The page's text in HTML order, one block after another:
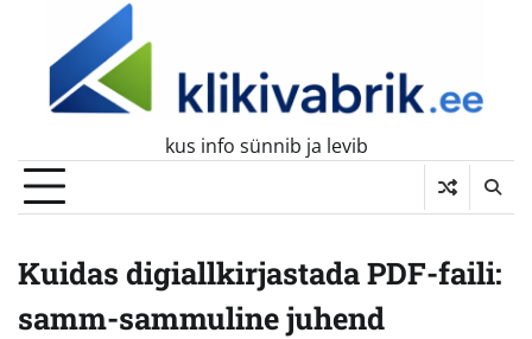
content
kus info sünnib ja levib
Kuidas digiallkirjastada PDF-faili:
samm-sammuline juhend